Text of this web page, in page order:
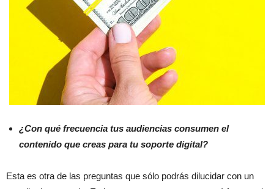
¿Con qué frecuencia tus audiencias consumen el
contenido que creas para tu soporte digital?
Esta es otra de las preguntas que sólo podrás dilucidar con un